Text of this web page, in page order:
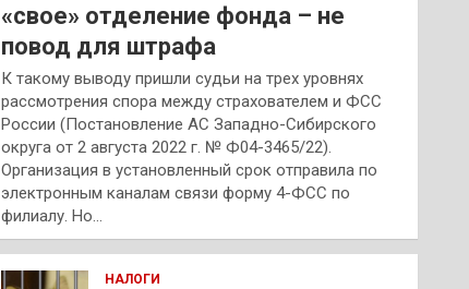
«свое» отделение фонда – не
повод для штрафа
К такому выводу пришли судьи на трех уровнях
рассмотрения спора между страхователем и ФСС
России (Постановление АС Западно-Сибирского
округа от 2 августа 2022 г. № Ф04-3465/22).
Организация в установленный срок отправила по
электронным каналам связи форму 4-ФСС по
филиалу. Но…
НАЛОГИ